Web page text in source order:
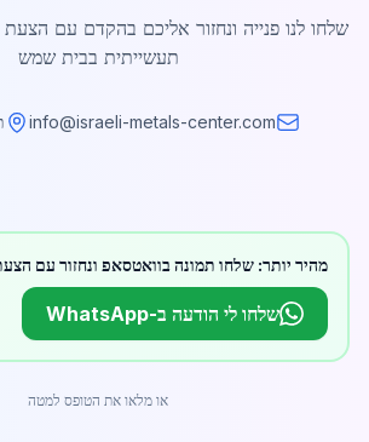
שלחו לנו פנייה ונחזור אליכם בהקדם עם הצעת
תעשייתית בבית שמש
info@israeli-metals-center.com
מהיר יותר: שלחו תמונה בוואטסאפ ונחזור עם הצעת
שלחו לי הודעה ב-WhatsApp
או מלאו את הטופס למטה